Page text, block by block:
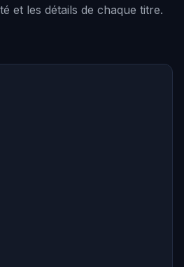
et les détails de chaque titre.